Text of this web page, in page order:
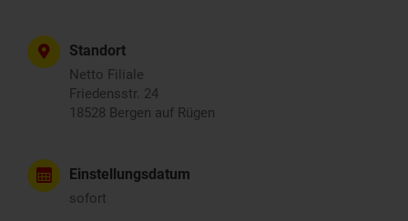
Standort
Netto Filiale
Friedensstr. 24
18528 Bergen auf Rügen
Einstellungsdatum
sofort